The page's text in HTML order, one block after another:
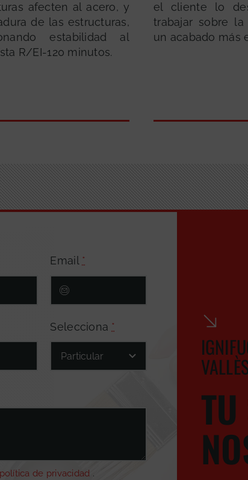
afecten al acero, y
de las estructuras,
estabilidad al
R/EI-120 minutos.
el cliente lo
trabajar sobre la
un acabado más
Email *
Selecciona *
política de privacidad .
VALLÈS
TU